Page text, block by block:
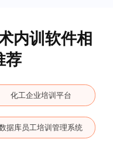
内训软件相
荐
化工企业培训平台
据库员工培训管理系统